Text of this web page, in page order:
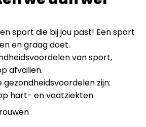
sport die bij jou past! Een sport
en graag doet.
van sport,
afvallen.
gezondheidsvoordelen zijn:
hart- en vaatziekten